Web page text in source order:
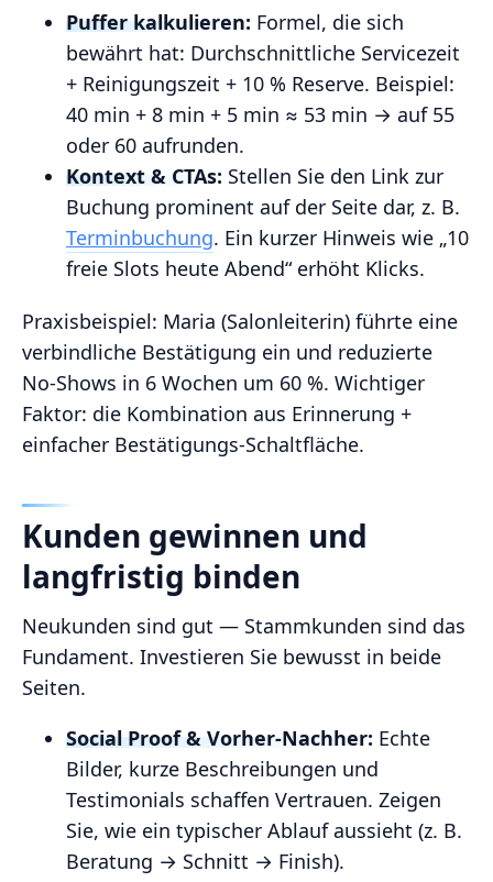
Puffer kalkulieren: Formel, die sich
bewährt hat: Durchschnittliche Servicezeit
+ Reinigungszeit + 10 % Reserve. Beispiel:
40 min + 8 min + 5 min ≈ 53 min → auf 55
oder 60 aufrunden.
Kontext & CTAs: Stellen Sie den Link zur
Buchung prominent auf der Seite dar, z. B.
Terminbuchung. Ein kurzer Hinweis wie „10
freie Slots heute Abend“ erhöht Klicks.
Praxisbeispiel: Maria (Salonleiterin) führte eine
verbindliche Bestätigung ein und reduzierte
No‑Shows in 6 Wochen um 60 %. Wichtiger
Faktor: die Kombination aus Erinnerung +
einfacher Bestätigungs‑Schaltfläche.
Kunden gewinnen und
langfristig binden
Neukunden sind gut — Stammkunden sind das
Fundament. Investieren Sie bewusst in beide
Seiten.
Social Proof & Vorher‑Nachher: Echte
Bilder, kurze Beschreibungen und
Testimonials schaffen Vertrauen. Zeigen
Sie, wie ein typischer Ablauf aussieht (z. B.
Beratung → Schnitt → Finish).